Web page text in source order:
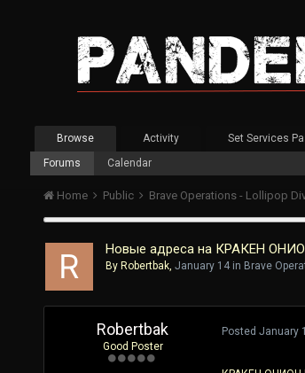
Browse
Forums
Calendar
Activity Set Services
Home Public Brave Operations - Lollipop
Новые адреса на КРАКЕН
By Robertbak, January 14in Brave
Robertbak
Good Poster
Posted January